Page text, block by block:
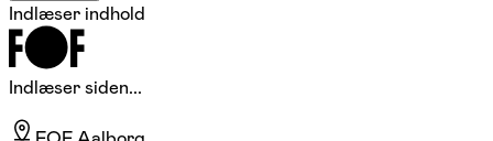
Indlæser indhold
Indlæser siden...